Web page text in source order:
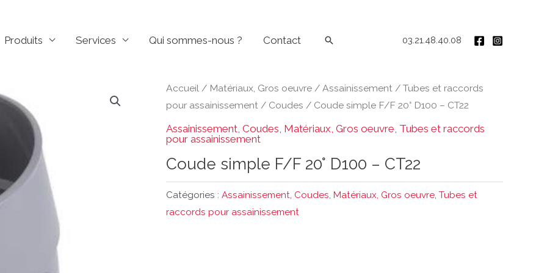
Produits Services Qui sommes-nous ? Contact Rechercher 03.21.48.40.08
Accueil / Matériaux, Gros oeuvre / Assainissement / Tubes et raccords
pour assainissement / Coudes / Coude simple F/F 20° D100 – CT22
Assainissement Coudes Matériaux, Gros oeuvre Tubes et raccords
pour assainissement
Coude simple F/F 20° D100 – CT22
Catégories : Assainissement, Coudes, Matériaux, Gros oeuvre, Tubes et
raccords pour assainissement